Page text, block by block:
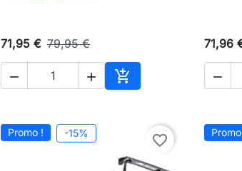
71,95 € 79,95 €
  
Ajouter au panier
71,96

Promo ! -15% favorite_border